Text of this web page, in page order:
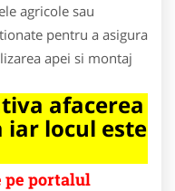
agricole sau
pentru a asigura
apei si montaj
afacerea
iar locul este
pe portalul